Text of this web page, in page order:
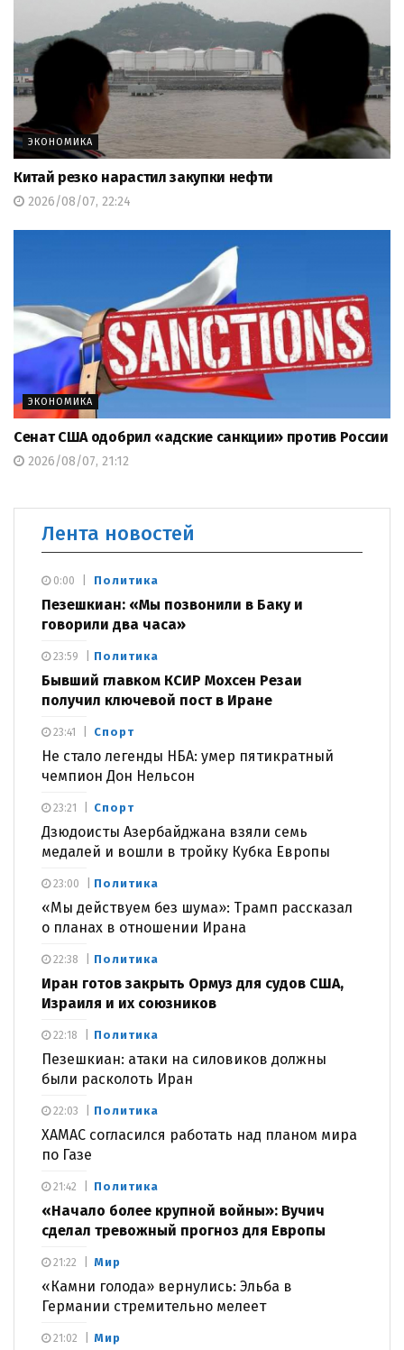
ЭКОНОМИКА
Китай резко нарастил закупки нефти
2026/08/07, 22:24
ЭКОНОМИКА
Сенат США одобрил «адские санкции» против России
2026/08/07, 21:12
Лента новостей
Политика
Пезешкиан: «Мы позвонили в Баку и
говорили два часа»
0:00
Политика
Бывший главком КСИР Мохсен Резаи
получил ключевой пост в Иране
23:59
Спорт
Не стало легенды НБА: умер пятикратный
чемпион Дон Нельсон
23:41
Спорт
Дзюдоисты Азербайджана взяли семь
медалей и вошли в тройку Кубка Европы
23:21
Политика
«Мы действуем без шума»: Трамп рассказал
о планах в отношении Ирана
23:00
Политика
Иран готов закрыть Ормуз для судов США,
Израиля и их союзников
22:38
Политика
Пезешкиан: атаки на силовиков должны
были расколоть Иран
22:18
Политика
ХАМАС согласился работать над планом мира
по Газе
22:03
Политика
«Начало более крупной войны»: Вучич
сделал тревожный прогноз для Европы
21:42
Мир
«Камни голода» вернулись: Эльба в
Германии стремительно мелеет
21:22
Мир
21:02